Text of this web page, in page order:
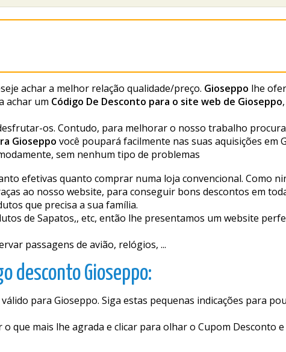
achar a melhor relação qualidade/preço. Gioseppo lhe
achar um Código De Desconto para o site web de Gioseppo
os. Contudo, para melhorar o nosso trabalho
Gioseppo você poupará facilmente nas suas aquisições em
sem nenhum tipo de problemas
efetivas quanto comprar numa loja convencional. Como
ao nosso website, para conseguir bons descontos em
que precisa a sua família.
de Sapatos,, etc, então lhe presentamos um website
passagens de avião, relógios, ...
desconto Gioseppo:
para Gioseppo. Siga estas pequenas indicações para
que mais lhe agrada e clicar para olhar o Cupom Desconto